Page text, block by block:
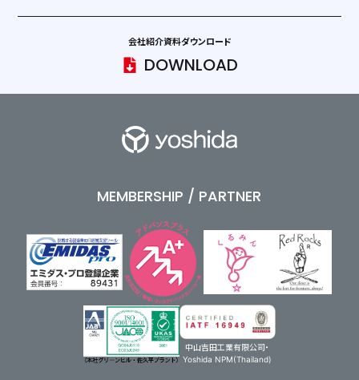
会社紹介資料ダウンロード
DOWNLOAD
MEMBERSHIP / PARTNER
中山吉田工業有限公司・
Yoshida NPM(Thailand)